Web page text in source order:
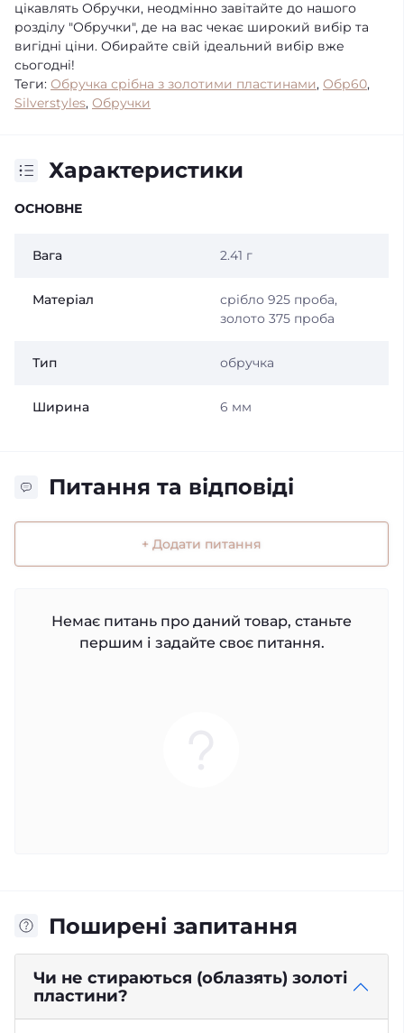
цікавлять Обручки, неодмінно завітайте до нашого
розділу "Обручки", де на вас чекає широкий вибір та
вигідні ціни. Обирайте свій ідеальний вибір вже
сьогодні!
Теги: Обручка срібна з золотими пластинами, Обр60,
Silverstyles, Обручки
Характеристики
ОСНОВНЕ
Вага 2.41 г
Матеріал
срібло 925 проба,
золото 375 проба
Тип обручка
Ширина 6 мм
Питання та відповіді
+ Додати питання
Немає питань про даний товар, станьте
першим і задайте своє питання.
Поширені запитання
Чи не стираються (облазять) золоті
пластини?